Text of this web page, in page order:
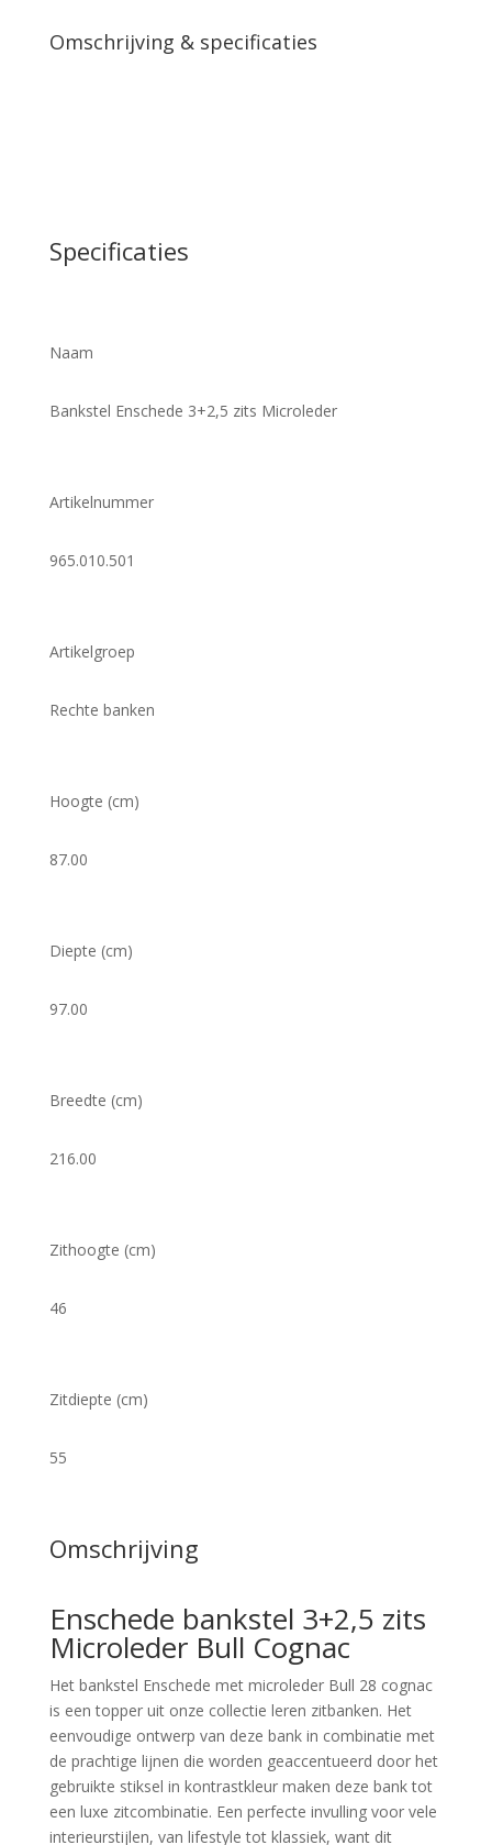
Omschrijving & specificaties
Specificaties
Naam
Bankstel Enschede 3+2,5 zits Microleder
Artikelnummer
965.010.501
Artikelgroep
Rechte banken
Hoogte (cm)
87.00
Diepte (cm)
97.00
Breedte (cm)
216.00
Zithoogte (cm)
46
Zitdiepte (cm)
55
Omschrijving
Enschede bankstel 3+2,5 zits
Microleder Bull Cognac
Het bankstel Enschede met microleder Bull 28 cognac
is een topper uit onze collectie leren zitbanken. Het
eenvoudige ontwerp van deze bank in combinatie met
de prachtige lijnen die worden geaccentueerd door het
gebruikte stiksel in kontrastkleur maken deze bank tot
een luxe zitcombinatie. Een perfecte invulling voor vele
interieurstijlen, van lifestyle tot klassiek, want dit